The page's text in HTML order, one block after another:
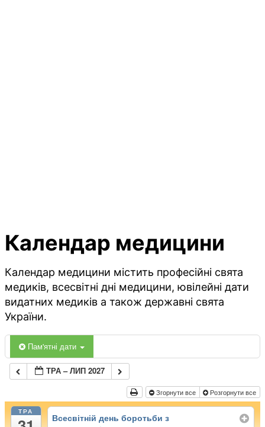
Календар медицини
Календар медицини містить професійні свята
медиків, всесвітні дні медицини, ювілейні дати
видатних медиків а також державні свята
України.
Пам'ятні дати
ТРА – ЛИП 2027
Згорнути все Розгорнути все
ТРА
Всесвітній день боротьби з